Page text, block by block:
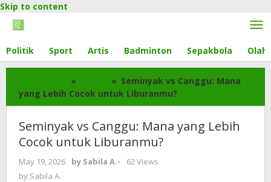
Skip to content
Politik Sport Artis Badminton Sepakbola
» » Seminyak vs Canggu: Mana
yang Lebih Cocok untuk Liburanmu?
Seminyak vs Canggu: Mana yang Lebih
Cocok untuk Liburanmu?
May 19, 2026 by Sabila A.-
62 Views
by Sabila A.